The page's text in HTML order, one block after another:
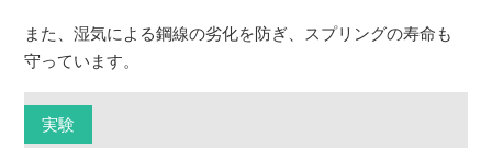
また、湿気による鋼線の劣化を防ぎ、スプリングの寿命も
守っています。
実験